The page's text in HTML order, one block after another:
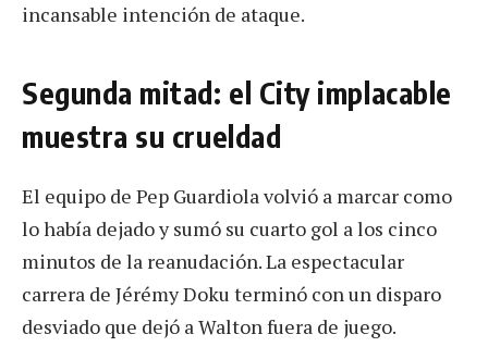
incansable intención de ataque.
Segunda mitad: el City implacable
muestra su crueldad
El equipo de Pep Guardiola volvió a marcar como
lo había dejado y sumó su cuarto gol a los cinco
minutos de la reanudación. La espectacular
carrera de Jérémy Doku terminó con un disparo
desviado que dejó a Walton fuera de juego.